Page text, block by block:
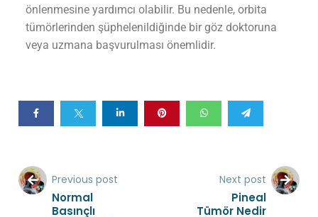
önlenmesine yardımcı olabilir. Bu nedenle, orbita
tümörlerinden şüphelenildiğinde bir göz doktoruna
veya uzmana başvurulması önemlidir.
Previous post
Normal
Basınçlı
Next post
Pineal
Tümör Nedir